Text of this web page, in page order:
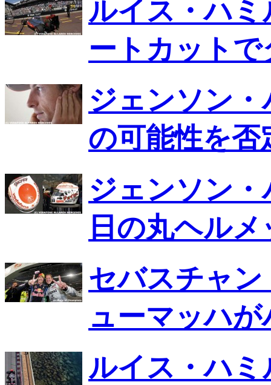
ルイス・ハ
ートカット
ジェンソン
の可能性を否
ジェンソン
日の丸ヘルメ
セバスチャ
ューマッハ
ルイス・ハ